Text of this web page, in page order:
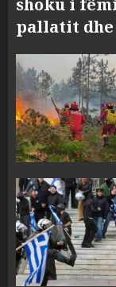
shoku i
pallatit dhe